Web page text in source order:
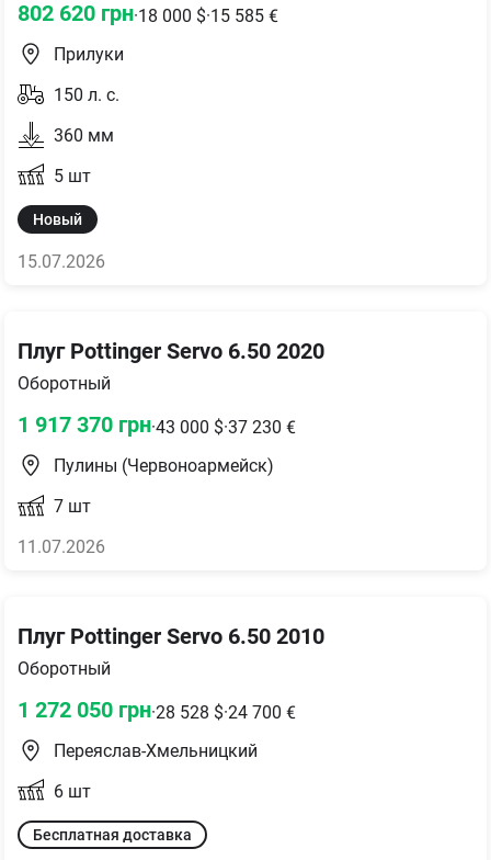
802 620 грн·18 000 $·15 585 €
Прилуки
150 л. с.
360 мм
5 шт
Новый
15.07.2026
Плуг Pottinger Servo 6.50 2020
Оборотный
1 917 370 грн·43 000 $·37 230 €
Пулины (Червоноармейск)
7 шт
11.07.2026
Плуг Pottinger Servo 6.50 2010
Оборотный
1 272 050 грн·28 528 $·24 700 €
Переяслав-Хмельницкий
6 шт
Бесплатная доставка